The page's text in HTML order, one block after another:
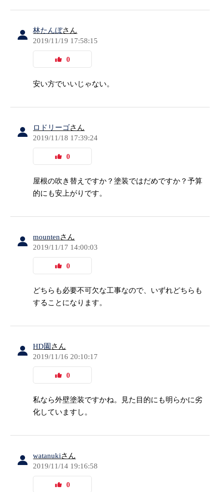
林たんぼさん
2019/11/19 17:58:15
0
安い方でいいじゃない。
ロドリーゴさん
2019/11/18 17:39:24
0
屋根の吹き替えですか？塗装ではだめですか？予算
的にも安上がりです。
mountenさん
2019/11/17 14:00:03
0
どちらも必要不可欠な工事なので、いずれどちらも
することになります。
HD園さん
2019/11/16 20:10:17
0
私なら外壁塗装ですかね。見た目的にも明らかに劣
化していますし。
watanukiさん
2019/11/14 19:16:58
0